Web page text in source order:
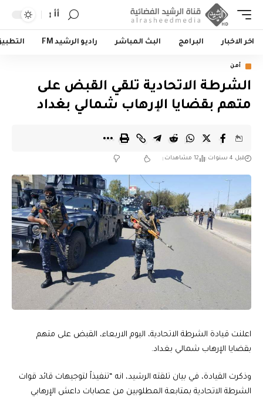
أأ
اخر الاخبار البرامج البث المباشر راديو الرشيد FM
أمن
الشرطة الاتحادية تلقي القبض على
متهم بقضايا الإرهاب شمالي بغداد
قبل 4 سنوات 12 مشاهدات
اعلنت قيادة الشرطة الاتحادية، اليوم الاربعاء، القبض على متهم
بقضايا الإرهاب شمالي بغداد.
وذكرت القيادة، في بيان تلقته الرشيد، انه “تنفيذاً لتوجيهات قائد قوات
الشرطة الاتحادية بمتابعة المطلوبين من عصابات داعش الإرهابي